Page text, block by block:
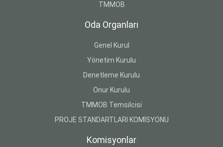
TMMOB
Oda Organları
Genel Kurul
Yönetim Kurulu
Denetleme Kurulu
Onur Kurulu
TMMOB Temsilcisi
PROJE STANDARTLARI KOMİSYONU
Komisyonlar